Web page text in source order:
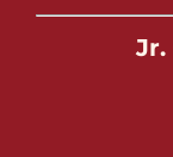
Jr.